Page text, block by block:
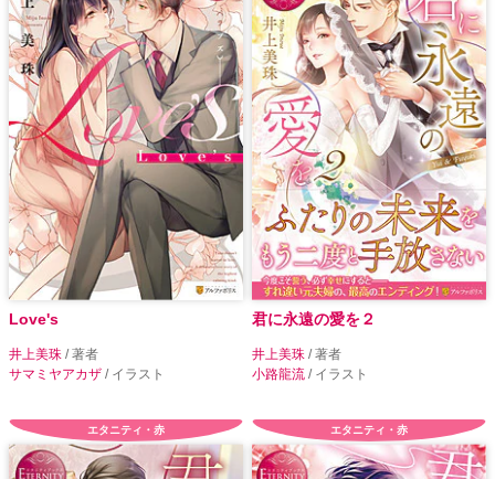
Love's
井上美珠 / 著者
サマミヤアカザ / イラスト
君に永遠の愛を２
井上美珠 / 著者
小路龍流 / イラスト
エタニティ・赤 エタニティ・赤